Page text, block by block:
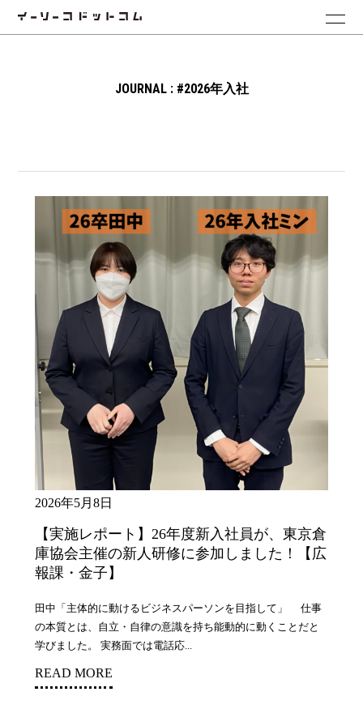
JOURNAL : #2026年入社
2026年5月8日
【実施レポート】26年度新入社員が、東京倉
庫協会主催の新人研修に参加しました！【広
報課・金子】
田中「主体的に動けるビジネスパーソンを目指して」 仕事
の本質とは、自立・自律の意識を持ち能動的に動くことだと
学びました。 実務面では電話応...
READ MORE